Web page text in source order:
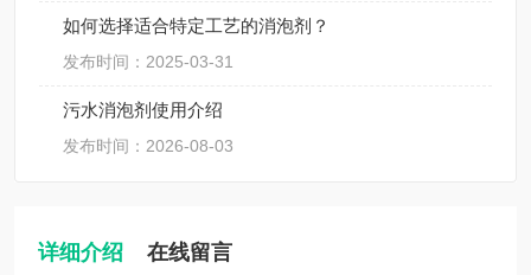
如何选择适合特定工艺的消泡剂？
发布时间：2025-03-31
污水消泡剂使用介绍
发布时间：2026-08-03
详细介绍 在线留言